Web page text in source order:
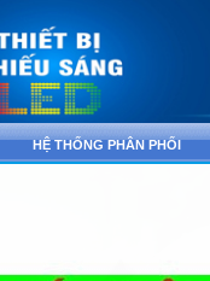
HỆ THỐNG PHÂN PHỐI